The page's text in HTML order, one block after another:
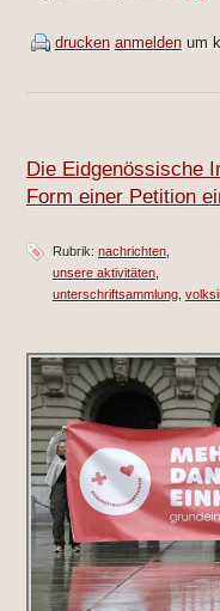
drucken anmeldenum
Die Eidgenössische
Form einer Petition
Rubrik: nachrichten
unsere aktivitäten
unterschriftsammlung